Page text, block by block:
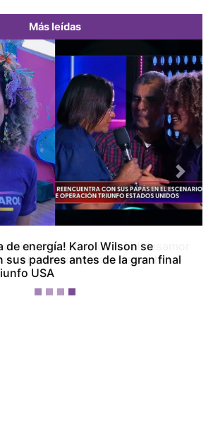
Más leídas
Karol G le canta al desamor
‘No me arrepiento de sentir
Next